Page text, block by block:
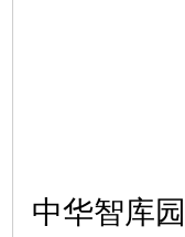
中华智库